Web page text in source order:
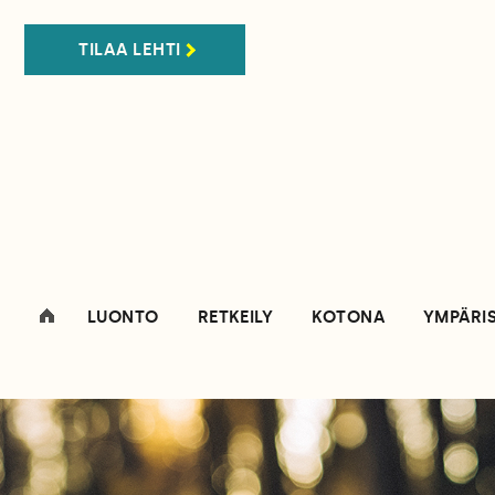
TILAA LEHTI
LUONTO RETKEILY KOTONA